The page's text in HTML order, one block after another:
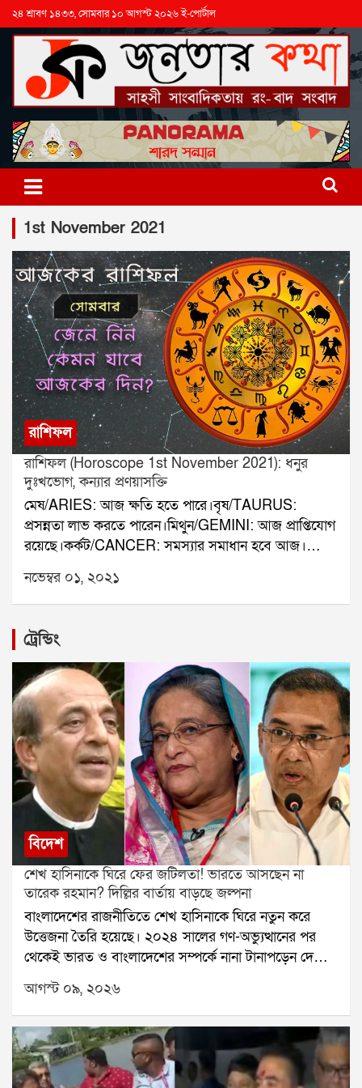
২৪ শ্রাবণ ১৪৩৩, সোমবার ১০ আগস্ট ২০২৬ ই-পোর্টাল
1st November 2021
রাশিফল
রাশিফল (Horoscope 1st November 2021): ধনুর
দুঃখভোগ, কন্যার প্রণয়াসক্তি
মেষ/ARIES: আজ ক্ষতি হতে পারে।বৃষ/TAURUS:
প্রসন্নতা লাভ করতে পারেন।মিথুন/GEMINI: আজ প্রাপ্তিযোগ
রয়েছে।কর্কট/CANCER: সমস্যার সমাধান হবে আজ।
কন্যা/VIRGO: আজ প্রণয়াসক্তি হতে পারে।তুলা/ LIBRA:
চাকরির সুযোগ আসতে পারে।বৃশ্চিক/Scorpio: ক্রোধান্বিত
হতে পারেন আজ।ধনু/SAGITTARIUS: দুঃখভোগ করতে
পারেন আজ।মকর/CAPRICORN: হারানো দ্রব্য ফেরত
পারেন।কুম্ভ/AQUARIUS:পশুপালনে লাভ করতে পারেন।
মীন/ PISCES: শ্বাসকষ্ট হতে পারে।
নভেম্বর ০১, ২০২১
ট্রেন্ডিং
বিদেশ
শেখ হাসিনাকে ঘিরে ফের জটিলতা! ভারতে আসছেন না
তারেক রহমান? দিল্লির বার্তায় বাড়ছে জল্পনা
বাংলাদেশের রাজনীতিতে শেখ হাসিনাকে ঘিরে নতুন করে
উত্তেজনা তৈরি হয়েছে। ২০২৪ সালের গণ-অভ্যুত্থানের পর
থেকেই ভারত ও বাংলাদেশের সম্পর্কে নানা টানাপড়েন দেখা
দিয়েছে। তৎকালীন প্রধানমন্ত্রী শেখ হাসিনা ক্ষমতাচ্যুত হয়ে
ভারতে থাকার পর সেই সম্পর্কের সমীকরণ আরও জটিল
হয়েছে।গত ৫ অগস্ট নয়াদিল্লি থেকে শেখ হাসিনার ভার্চুয়াল
সাংবাদিক সম্মেলনের পর পরিস্থিতি আরও আলোচনায় আসে।
দেশে ফেরার ইচ্ছা প্রকাশ করে হাসিনা যে বার্তা দিয়েছেন, তা
বাংলাদেশের রাজনৈতিক মহলে নতুন করে চর্চা শুরু করেছে।
আগস্ট ০৯, ২০২৬